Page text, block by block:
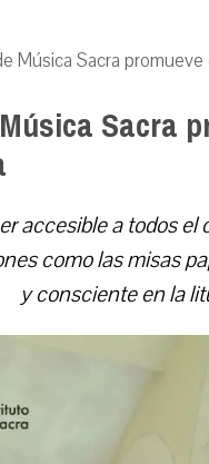
Música Sacra
Sacra
accesible a todos
como las misas
y consciente en la